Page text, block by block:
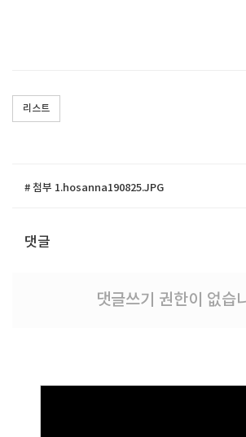
리스트
# 첨부 1.hosanna190825.JPG
댓글
댓글쓰기 권한이 없습